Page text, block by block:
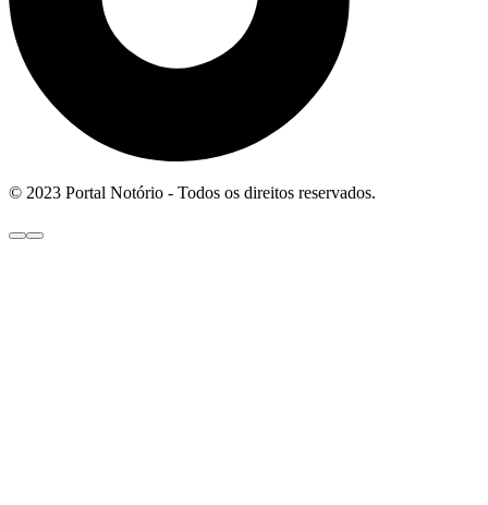
© 2023 Portal Notório - Todos os direitos reservados.